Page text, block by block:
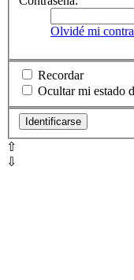
Olvidé mi
Recordar
Ocultar mi estado
⇧
⇩